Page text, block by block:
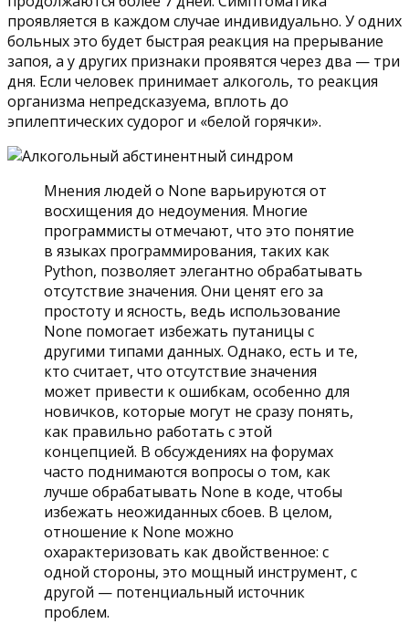
проявляется в каждом случае индивидуально. У одних
больных это будет быстрая реакция на прерывание
запоя, а у других признаки проявятся через два — три
дня. Если человек принимает алкоголь, то реакция
организма непредсказуема, вплоть до
эпилептических судорог и «белой горячки».
Мнения людей о None варьируются от
восхищения до недоумения. Многие
программисты отмечают, что это понятие
в языках программирования, таких как
Python, позволяет элегантно обрабатывать
отсутствие значения. Они ценят его за
простоту и ясность, ведь использование
None помогает избежать путаницы с
другими типами данных. Однако, есть и те,
кто считает, что отсутствие значения
может привести к ошибкам, особенно для
новичков, которые могут не сразу понять,
как правильно работать с этой
концепцией. В обсуждениях на форумах
часто поднимаются вопросы о том, как
лучше обрабатывать None в коде, чтобы
избежать неожиданных сбоев. В целом,
отношение к None можно
охарактеризовать как двойственное: с
одной стороны, это мощный инструмент, с
другой — потенциальный источник
проблем.